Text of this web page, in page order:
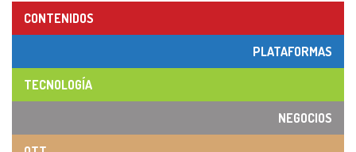
CONTENIDOS
PLATAFORMAS
TECNOLOGÍA
NEGOCIOS